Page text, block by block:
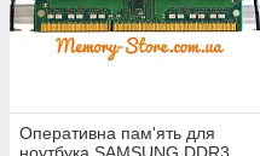
Оперативна пам'ять для